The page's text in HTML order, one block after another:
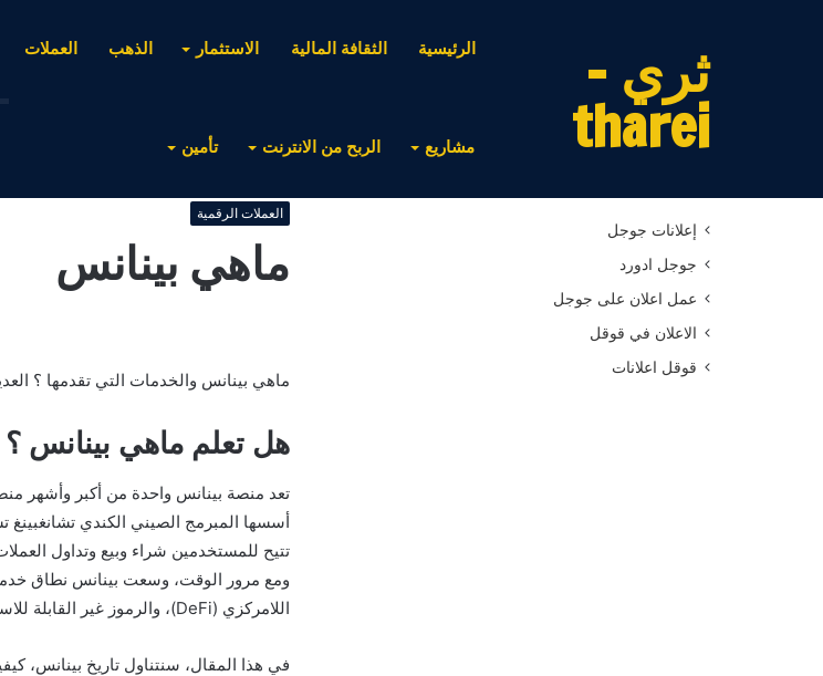
ثري -
tharei
الرئيسية الثقافة المالية الاستثمار الذهب العملات
مشاريع الربح من الانترنت تأمين
العملات الرقمية
ماهي بينانس
ماهي بينانس والخدمات التي تقدمها ؟
هل تعلم ماهي بينانس ؟
تعد منصة بينانس واحدة من أكبر وأشهر
تتيح للمستخدمين شراء وبيع وتداول
اللامركزي (DeFi)، والرموز غير القابلة للاستبدال (NFTs).
في هذا المقال، سنتناول تاريخ بينانس،
إعلانات جوجل
جوجل ادورد
عمل اعلان على جوجل
الاعلان في قوقل
قوقل اعلانات